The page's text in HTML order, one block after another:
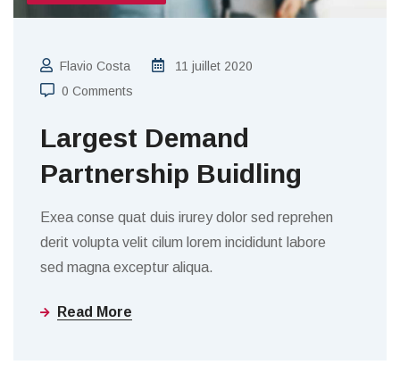
Flavio Costa
11 juillet 2020
0 Comments
Largest Demand
Partnership Buidling
Exea conse quat duis irurey dolor sed reprehen
derit volupta velit cilum lorem incididunt labore
sed magna exceptur aliqua.
Read More